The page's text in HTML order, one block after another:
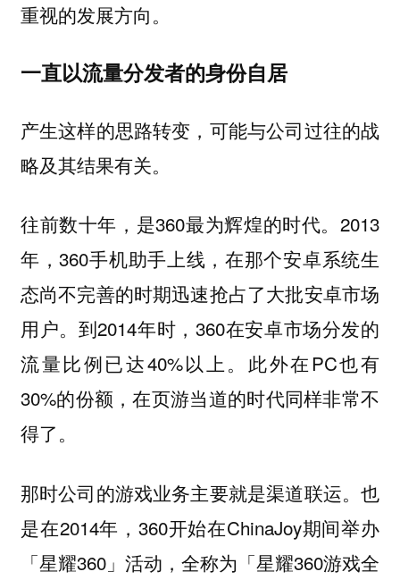
重视的发展方向。
一直以流量分发者的身份自居
产生这样的思路转变，可能与公司过往的战
略及其结果有关。
往前数十年，是360最为辉煌的时代。2013
年，360手机助手上线，在那个安卓系统生
态尚不完善的时期迅速抢占了大批安卓市场
用户。到2014年时，360在安卓市场分发的
流量比例已达40%以上。此外在PC也有
30%的份额，在页游当道的时代同样非常不
得了。
那时公司的游戏业务主要就是渠道联运。也
是在2014年，360开始在ChinaJoy期间举办
「星耀360」活动，全称为「星耀360游戏全